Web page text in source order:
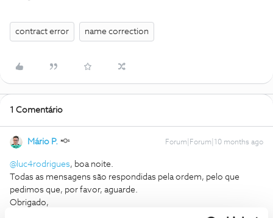
contract error name correction
1 Comentário
Mário P. Forum|Forum|10 months ago
@luc4rodrigues, boa noite.
Todas as mensagens são respondidas pela ordem, pelo que
pedimos que, por favor, aguarde.
Obrigado,